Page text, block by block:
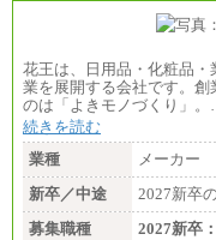
■(株)JTB
総合職 月
※詳細は
■(株)JTB
※詳細は
■I&Jデジ
総合職 月
※詳細は
花王は、日用品・化粧品
業を展開する会社です。
のは「よきモノづくり」
続きを読む
業種
メーカー
新卒／中途
2027新卒
募集職種
2027新卒：